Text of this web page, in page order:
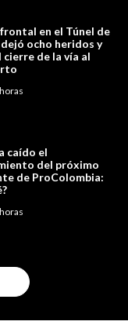
en el Túnel de
ocho heridos y
cierre de la vía al
caído el
del próximo
de ProColombia: